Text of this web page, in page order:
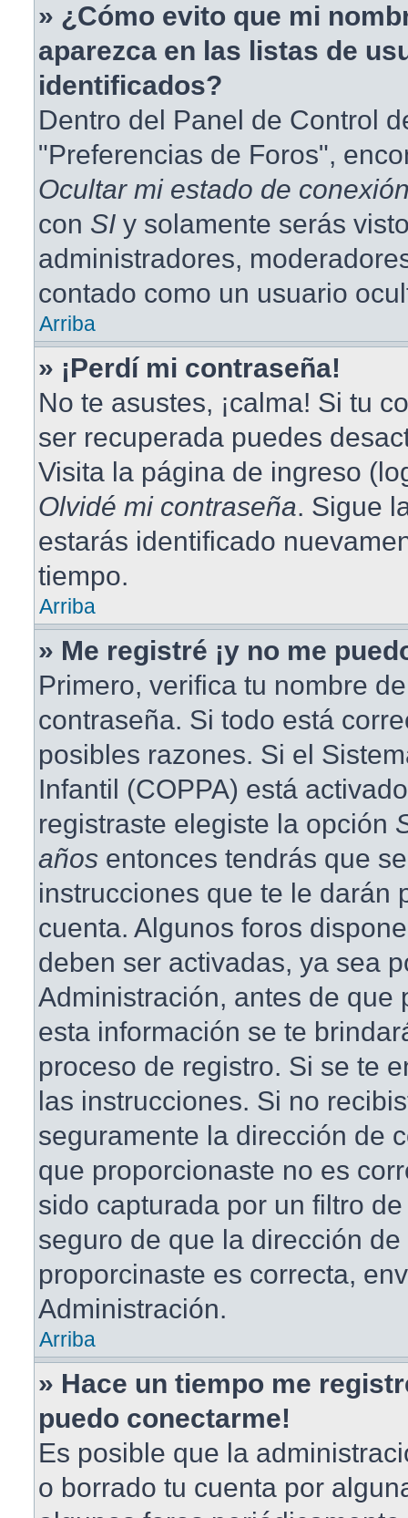
» ¿Cómo evito que mi
aparezca en las listas de
identificados?
Dentro del Panel de Control
"Preferencias de Foros",
Ocultar mi estado de
con SI y solamente serás
administradores,
contado como un usuario
Arriba
» ¡Perdí mi contraseña!
No te asustes, ¡calma! Si tu
ser recuperada puedes
Visita la página de ingreso
Olvidé mi contraseña. Sigue
estarás identificado
tiempo.
Arriba
» Me registré ¡y no me
Primero, verifica tu nombre
contraseña. Si todo está
posibles razones. Si el
Infantil (COPPA) está
registraste elegiste la opción
años entonces tendrás que
instrucciones que te le darán
cuenta. Algunos foros
deben ser activadas, ya sea
Administración, antes de que
esta información se te
proceso de registro. Si se te
las instrucciones. Si no
seguramente la dirección de
que proporcionaste no es
sido capturada por un filtro
seguro de que la dirección
proporcinaste es correcta,
Administración.
Arriba
» Hace un tiempo me
puedo conectarme!
Es posible que la
o borrado tu cuenta por